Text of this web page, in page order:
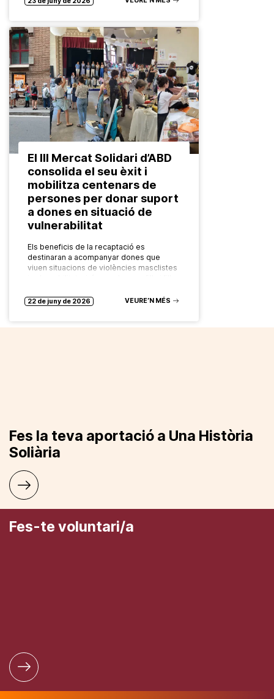
El III Mercat Solidari d’ABD
consolida el seu èxit i
mobilitza centenars de
persones per donar suport
a dones en situació de
vulnerabilitat
Els beneficis de la recaptació es
destinaran a acompanyar dones que
viuen situacions de violències masclistes
22 de juny de 2026 VEURE’N MÉS
Fes la teva aportació a Una Història
Soliària
Fes-te voluntari/a